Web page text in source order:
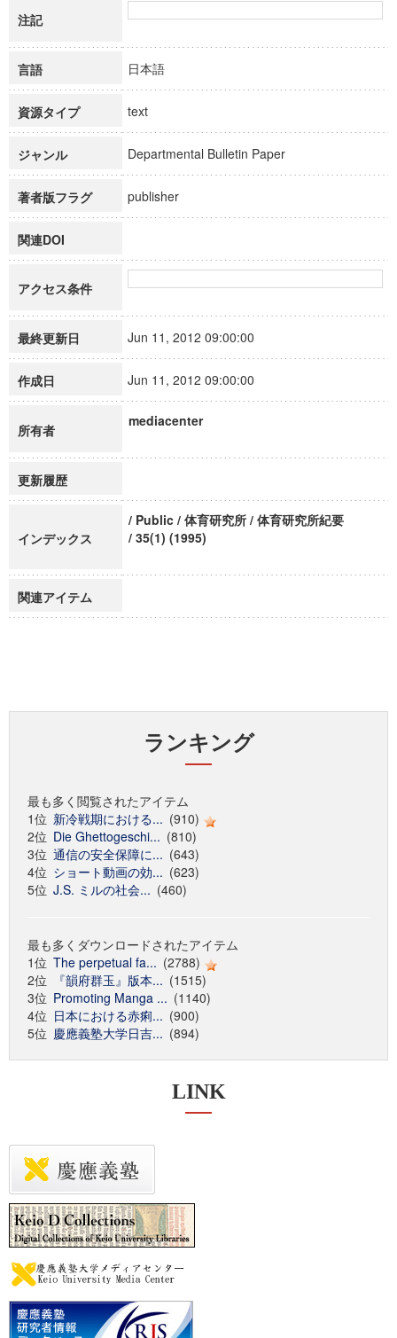
注記
言語 日本語
資源タイプ text
ジャンル Departmental Bulletin Paper
著者版フラグ publisher
関連DOI
アクセス条件
最終更新日 Jun 11, 2012 09:00:00
作成日 Jun 11, 2012 09:00:00
所有者
mediacenter
更新履歴
インデックス
/ Public / 体育研究所 / 体育研究所紀要
/ 35(1) (1995)
関連アイテム
ランキング
最も多く閲覧されたアイテム
1位 新冷戦期における... (910)
2位 Die Ghettogeschi... (810)
3位 通信の安全保障に... (643)
4位 ショート動画の効... (623)
5位 J.S. ミルの社会... (460)
最も多くダウンロードされたアイテム
1位 The perpetual fa... (2788)
2位
『韻府群玉』版本... (1515)
3位 Promoting Manga ... (1140)
4位 日本における赤痢... (900)
5位 慶應義塾大学日吉... (894)
LINK